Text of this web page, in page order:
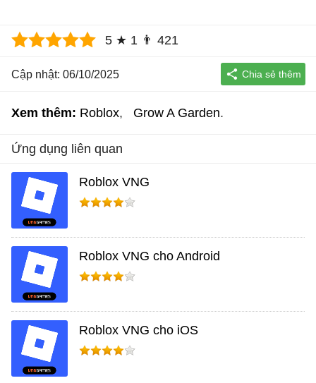
5 ★ 1 👨 421
Cập nhật: 06/10/2025
Xem thêm: Roblox Grow A Garden
Ứng dụng liên quan
Roblox VNG
Roblox VNG cho Android
Roblox VNG cho iOS